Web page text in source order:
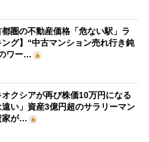
都圏の不動産価格「危ない駅」ラ
ング】“中古マンション売れ行き鈍
ワー…
オクシアが再び株価10万円になる
遠い」資産3億円超のサラリーマン
家が…